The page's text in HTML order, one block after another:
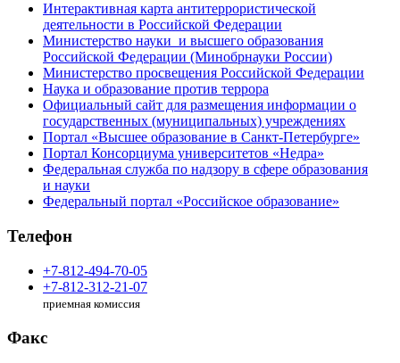
Интерактивная карта антитеррористической
деятельности в Российской Федерации
Министерство науки и высшего образования
Российской Федерации (Минобрнауки России)
Министерство просвещения Российской Федерации
Наука и образование против террора
Официальный сайт для размещения информации о
государственных (муниципальных) учреждениях
Портал «Высшее образование в Санкт-Петербурге»
Портал Консорциума университетов «Недра»
Федеральная служба по надзору в сфере образования
и науки
Федеральный портал «Российское образование»
Телефон
+7-812-494-70-05
+7-812-312-21-07
приемная комиссия
Факс